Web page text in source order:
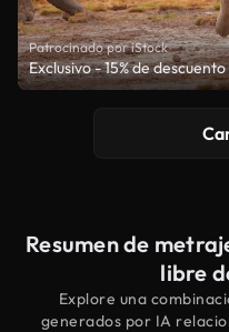
Patrocinado por iStock
Exclusivo - 15% de
Resumen de
libre
Explore una
generados por IA